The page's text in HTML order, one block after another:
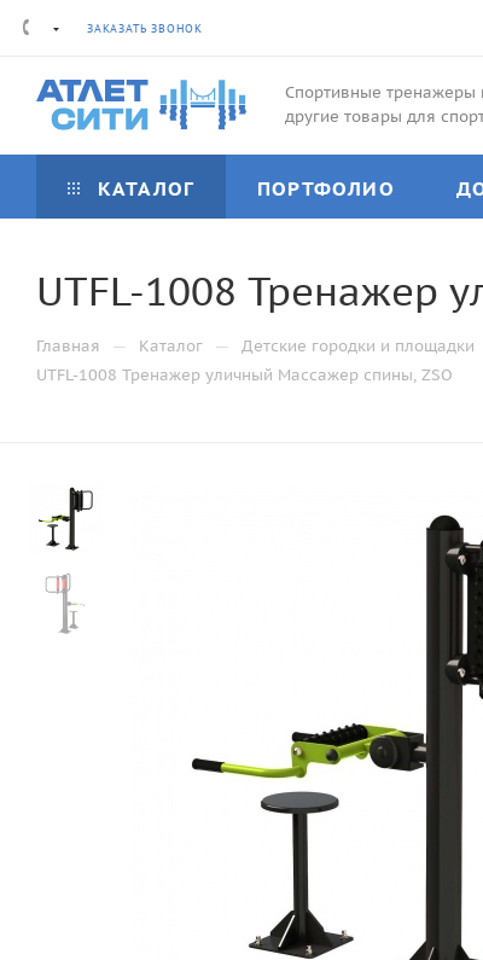
ЗАКАЗАТЬ ЗВОНОК
Спортивные тренажеры
другие товары для
КАТАЛОГ ПОРТФОЛИО
UTFL-1008 Тренажер
Главная — Каталог — Детские городки и площадки
UTFL-1008 Тренажер уличный Массажер спины, ZSO